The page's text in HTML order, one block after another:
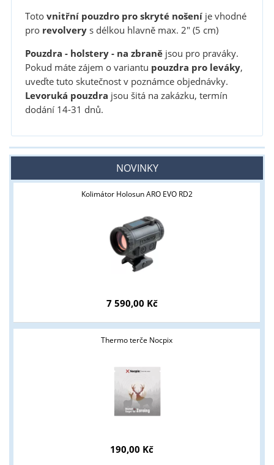
Totovnitřní pouzdro pro skryté nošeníje vhodné
pro revolverys délkou hlavně max. 2" (5 cm)
Pouzdra - holstery - na zbranějsou pro praváky.
Pokud máte zájem o variantu pouzdra pro leváky,
uveďte tuto skutečnost v poznámce objednávky.
Levoruká pouzdra jsou šitá na zakázku, termín
dodání 14-31 dnů.
NOVINKY
Kolimátor Holosun ARO EVO RD2
7 590,00 Kč
Thermo terče Nocpix
190,00 Kč